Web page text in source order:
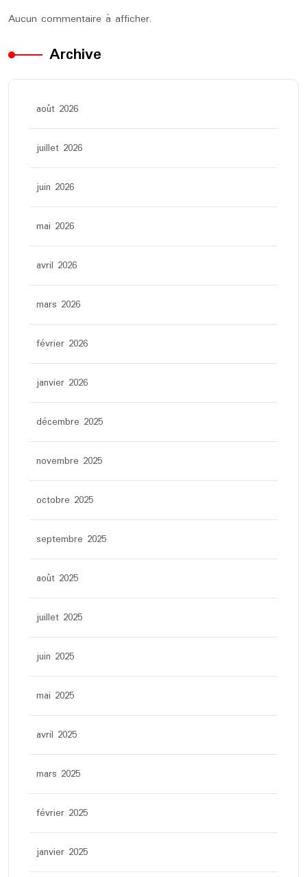
Aucun commentaire à afficher.
Archive
août 2026
juillet 2026
juin 2026
mai 2026
avril 2026
mars 2026
février 2026
janvier 2026
décembre 2025
novembre 2025
octobre 2025
septembre 2025
août 2025
juillet 2025
juin 2025
mai 2025
avril 2025
mars 2025
février 2025
janvier 2025